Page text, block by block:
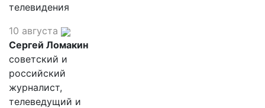
телевидения
10 августа
Сергей Ломакин
советский и
российский
журналист,
телеведущий и